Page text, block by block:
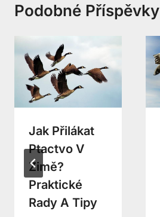
Podobné Příspěvky
Jak Přilákat
Ptactvo V
Zimě?
Praktické
Rady A Tipy